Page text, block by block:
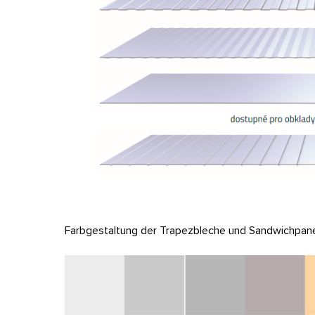
Farbgestaltung der Trapezbleche und